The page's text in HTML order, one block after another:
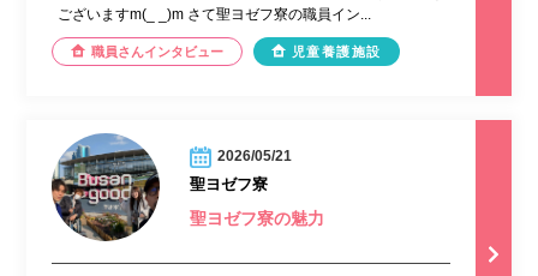
ございますm(_ _)m さて聖ヨゼフ寮の職員イン...
職員さんインタビュー 児童養護施設
2026/05/21
聖ヨゼフ寮
聖ヨゼフ寮の魅力